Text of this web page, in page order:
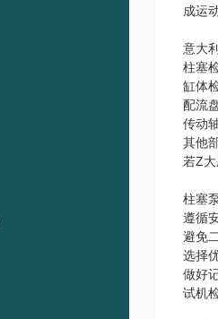
成运
意大
柱塞
缸体
配流
传动
其他
若Z
柱塞
遵循
避免
选择
做好
试机